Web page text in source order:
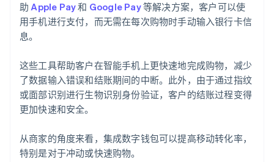
助Apple Pay和 Google Pay等解决方案，客户可以使
用手机进行支付，而无需在每次购物时手动输入银行卡信
息。
这些工具帮助客户在智能手机上更快速地完成购物，减少
了数据输入错误和结账期间的中断。此外，由于通过指纹
或面部识别进行生物识别身份验证，客户的结账过程变得
更加快速和安全。
从商家的角度来看，集成数字钱包可以提高移动转化率，
特别是对于冲动或快速购物。